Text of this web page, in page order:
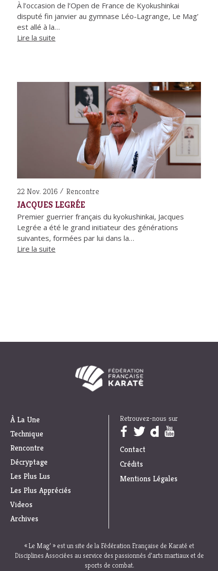
À l’occasion de l’Open de France de Kyokushinkai
disputé fin janvier au gymnase Léo-Lagrange, Le Mag’
est allé à la…
Lire la suite
22 Nov. 2016 Rencontre
JACQUES LEGRÉE
Premier guerrier français du kyokushinkai, Jacques
Legrée a été le grand initiateur des générations
suivantes, formées par lui dans la…
Lire la suite
À La Une
Technique
Rencontre
Décryptage
Les Plus Lus
Les Plus Appréciés
Videos
Archives
Retrouvez-nous sur
Trouvez nous sur :
Contact
Crédits
Mentions Légales
« Le Mag’ » est un site de la Fédération Française de Karaté et
Disciplines Associées au service des passionnés d’arts martiaux et de
sports de combat.